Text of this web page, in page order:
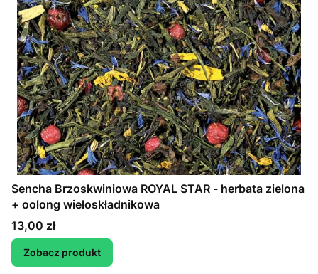
Sencha Brzoskwiniowa ROYAL STAR - herbata zielona
+ oolong wieloskładnikowa
Cena
13,00 zł
Zobacz produkt